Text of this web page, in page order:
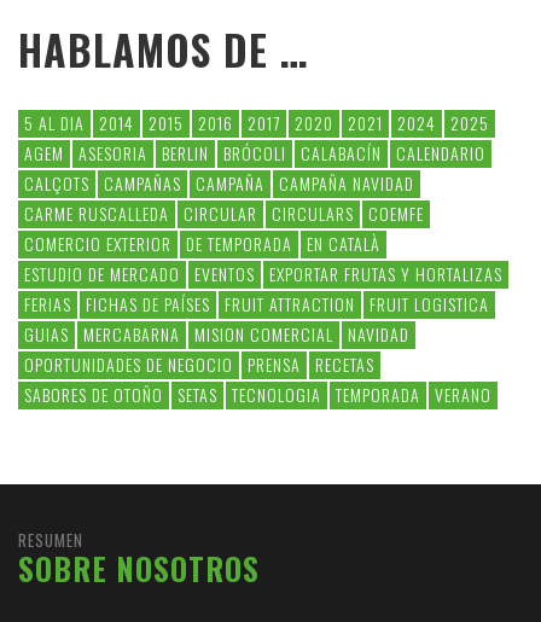
HABLAMOS DE …
5 AL DIA 2014 2015 2016 2017 2020 2021 2024
2025
AGEM
ASESORIA BERLIN BRÓCOLI CALABACÍN
CALENDARIO
CALÇOTS
CAMPAÑAS CAMPAÑA
CAMPAÑA NAVIDAD
CARME RUSCALLEDA
CIRCULAR CIRCULARS
COEMFE
COMERCIO EXTERIOR
DE TEMPORADA
EN CATALÀ
ESTUDIO DE MERCADO
EVENTOS
EXPORTAR FRUTAS Y HORTALIZAS
FERIAS
FICHAS DE PAÍSES FRUIT ATTRACTION
FRUIT LOGISTICA
GUIAS
MERCABARNA MISION COMERCIAL
NAVIDAD
OPORTUNIDADES DE NEGOCIO
PRENSA
RECETAS
SABORES DE OTOÑO
SETAS TECNOLOGIA TEMPORADA VERANO
RESUMEN
SOBRE NOSOTROS